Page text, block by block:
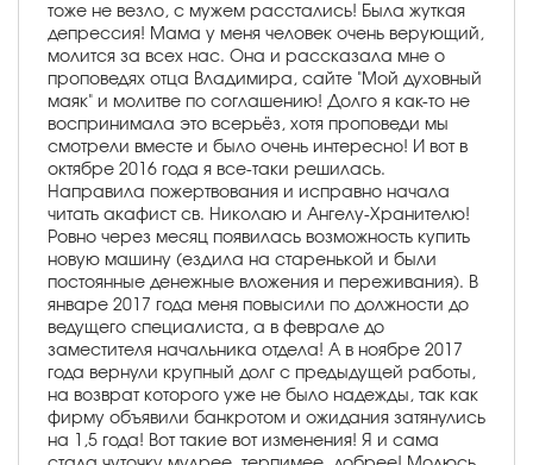
тоже не везло, с мужем расстались! Была жуткая
депрессия! Мама у меня человек очень верующий,
молится за всех нас. Она и рассказала мне о
проповедях отца Владимира, сайте "Мой духовный
маяк" и молитве по соглашению! Долго я как-то не
воспринимала это всерьёз, хотя проповеди мы
смотрели вместе и было очень интересно! И вот в
октябре 2016 года я все-таки решилась.
Направила пожертвования и исправно начала
читать акафист св. Николаю и Ангелу-Хранителю!
Ровно через месяц появилась возможность купить
новую машину (ездила на старенькой и были
постоянные денежные вложения и переживания). В
январе 2017 года меня повысили по должности до
ведущего специалиста, а в феврале до
заместителя начальника отдела! А в ноябре 2017
года вернули крупный долг с предыдущей работы,
на возврат которого уже не было надежды, так как
фирму объявили банкротом и ожидания затянулись
на 1,5 года! Вот такие вот изменения! Я и сама